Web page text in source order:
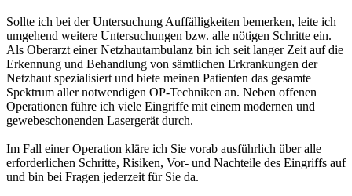
Sollte ich bei der Untersuchung Auffälligkeiten bemerken, leite ich
umgehend weitere Untersuchungen bzw. alle nötigen Schritte ein.
Als Oberarzt einer Netzhautambulanz bin ich seit langer Zeit auf die
Erkennung und Behandlung von sämtlichen Erkrankungen der
Netzhaut spezialisiert und biete meinen Patienten das gesamte
Spektrum aller notwendigen OP-Techniken an. Neben offenen
Operationen führe ich viele Eingriffe mit einem modernen und
gewebeschonenden Lasergerät durch.
Im Fall einer Operation kläre ich Sie vorab ausführlich über alle
erforderlichen Schritte, Risiken, Vor- und Nachteile des Eingriffs auf
und bin bei Fragen jederzeit für Sie da.